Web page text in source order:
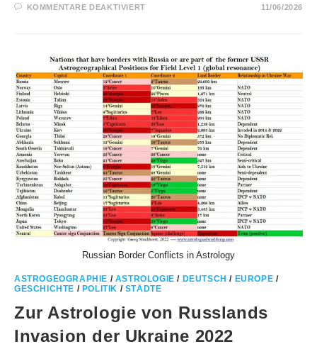
KOMMENTARE DEAKTIVIERTFÜR
MIT
GEORG
STOCKHORST
11/06/2026
Russian Border Conflicts in Astrology
ASTROGEOGRAPHIE / ASTROLOGIE / DEUTSCH / EUROPE /
GESCHICHTE / POLITIK / STÄDTE
Zur Astrologie von Russlands
Invasion der Ukraine 2022